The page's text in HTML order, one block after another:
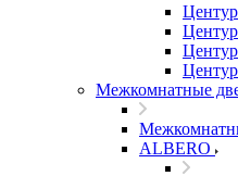
Межкомнатные
ALBERO